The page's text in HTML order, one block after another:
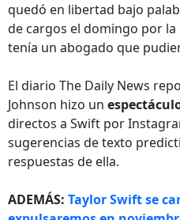
quedó en libertad bajo
de cargos el domingo por la
tenía un abogado que
El diario The Daily News
Johnson hizo un
directos a Swift por
sugerencias de texto
respuestas de ella.
ADEMÁS: Taylor Swift se